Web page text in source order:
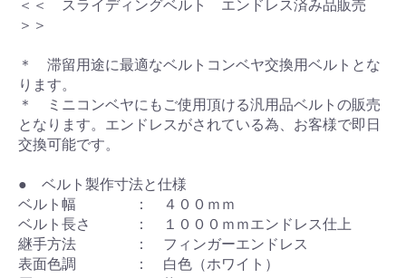
＜＜ スライディングベルト エンドレス済み品販売
＞＞
＊ 滞留用途に最適なベルトコンベヤ交換用ベルトとな
ります。
＊ ミニコンベヤにもご使用頂ける汎用品ベルトの販売
となります。エンドレスがされている為、お客様で即日
交換可能です。
● ベルト製作寸法と仕様
ベルト幅 ： ４００ｍｍ
ベルト長さ ： １０００ｍｍエンドレス仕上
継手方法 ： フィンガーエンドレス
表面色調 ： 白色（ホワイト）